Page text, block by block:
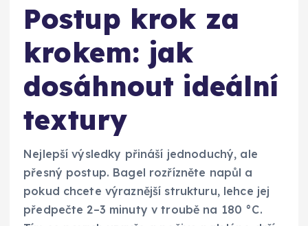
Postup krok za
krokem: jak
dosáhnout ideální
textury
Nejlepší výsledky přináší jednoduchý, ale
přesný postup. Bagel rozřízněte napůl a
pokud chcete výraznější strukturu, lehce jej
předpečte 2–3 minuty v troubě na 180 °C.